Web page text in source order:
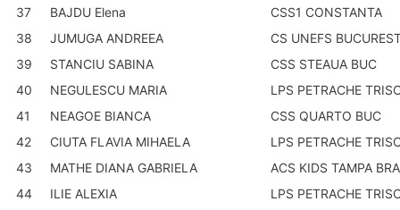
37 BAJDU Elena
CSS1 CONSTANTA
38
JUMUGA ANDREEA
CS UNEFS
39
STANCIU SABINA
CSS STEAUA BUC
40
NEGULESCU MARIA
LPS PETRACHE
41
NEAGOE BIANCA
CSS QUARTO BUC
42
CIUTA FLAVIA MIHAELA
LPS PETRACHE
43
MATHE DIANA GABRIELA
ACS KIDS TAMPA
44
ILIE ALEXIA
LPS PETRACHE